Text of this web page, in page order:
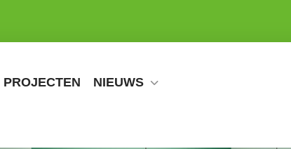
PROJECTEN
NIEUWS